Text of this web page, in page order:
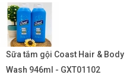
Sữa tắm gội Coast Hair & Body
Wash 946ml - GXT01102